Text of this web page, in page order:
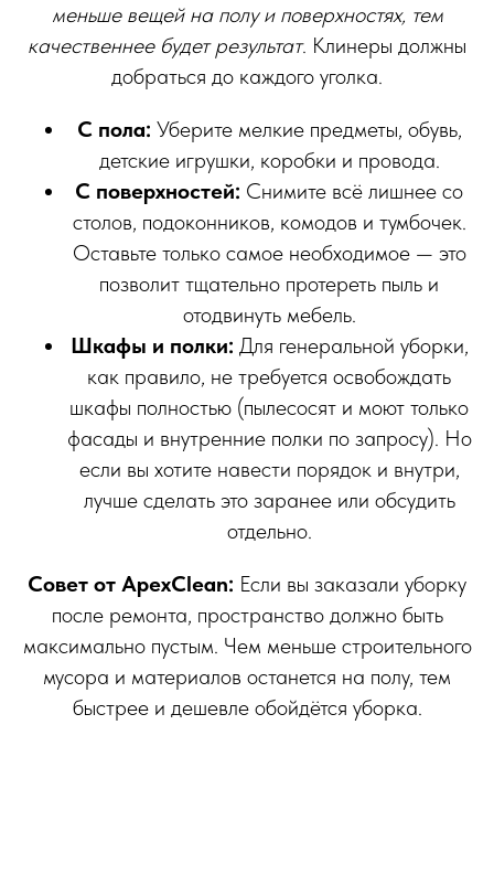
меньше вещей на полу и поверхностях, тем
качественнее будет результат. Клинеры должны
добраться до каждого уголка.
С пола: Уберите мелкие предметы, обувь,
детские игрушки, коробки и провода.
С поверхностей: Снимите всё лишнее со
столов, подоконников, комодов и тумбочек.
Оставьте только самое необходимое — это
позволит тщательно протереть пыль и
отодвинуть мебель.
Шкафы и полки: Для генеральной уборки,
как правило, не требуется освобождать
шкафы полностью (пылесосят и моют только
фасады и внутренние полки по запросу). Но
если вы хотите навести порядок и внутри,
лучше сделать это заранее или обсудить
отдельно.
Совет от ApexClean: Если вы заказали уборку
после ремонта, пространство должно быть
максимально пустым. Чем меньше строительного
мусора и материалов останется на полу, тем
быстрее и дешевле обойдётся уборка.